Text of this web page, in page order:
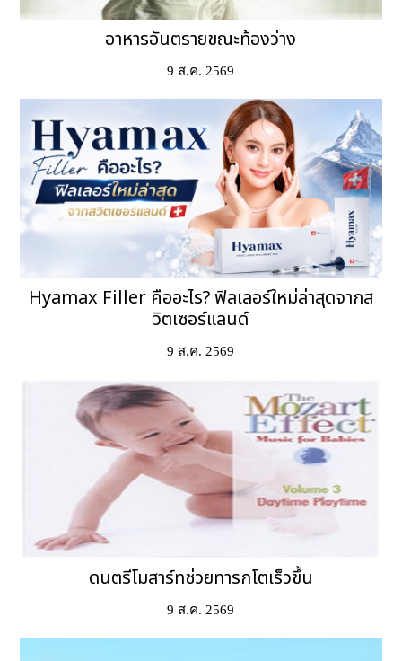
อาหารอันตรายขณะท้องว่าง
9 ส.ค. 2569
Hyamax Filler คืออะไร? ฟิลเลอร์ใหม่ล่าสุดจากส
วิตเซอร์แลนด์
9 ส.ค. 2569
ดนตรีโมสาร์ทช่วยทารกโตเร็วขึ้น
9 ส.ค. 2569